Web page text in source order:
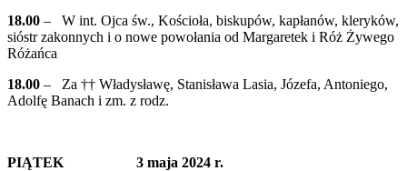
18.00 – W int. Ojca św., Kościoła, biskupów, kapłanów, kleryków,
sióstr zakonnych i o nowe powołania od Margaretek i Róż Żywego
Różańca
18.00 – Za †† Władysławę, Stanisława Lasia, Józefa, Antoniego,
Adolfę Banach i zm. z rodz.
PIĄTEK 3 maja 2024 r.